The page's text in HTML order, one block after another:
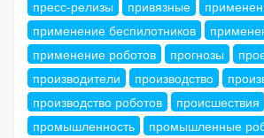
пресс-релизы
привязные
применение беспилотников
применение роботов
прогнозы
производители
производство
производство роботов
происшествия
промышленность
промышленные